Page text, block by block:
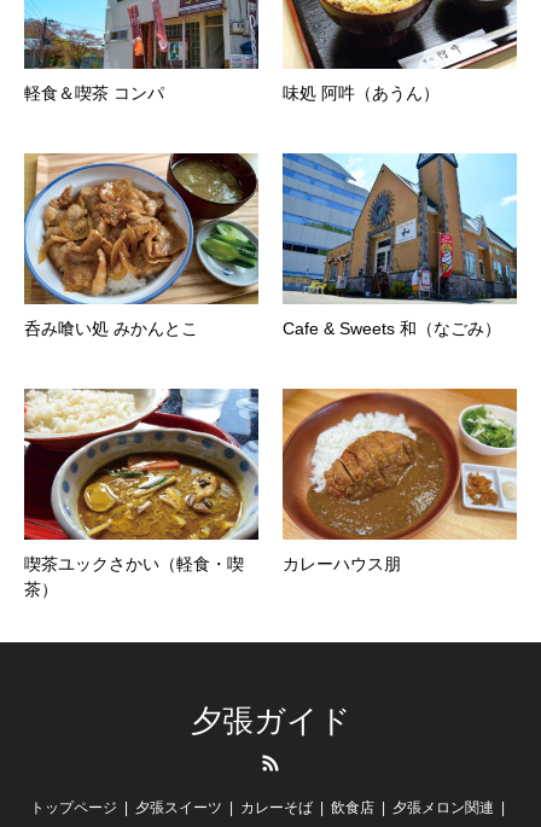
軽食＆喫茶 コンパ 味処 阿吽（あうん）
呑み喰い処 みかんとこ Cafe & Sweets 和（なごみ）
喫茶ユックさかい（軽食・喫
茶）
カレーハウス朋
夕張ガイド
トップページ 夕張スイーツ カレーそば 飲食店 夕張メロン関連